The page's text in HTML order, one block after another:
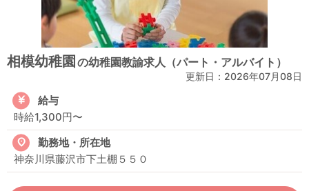
相模幼稚園 の幼稚園教諭求人（パート・アルバイト）
更新日： 2026年07月08日
給与
時給1,300円〜
勤務地・所在地
神奈川県藤沢市下土棚５５０